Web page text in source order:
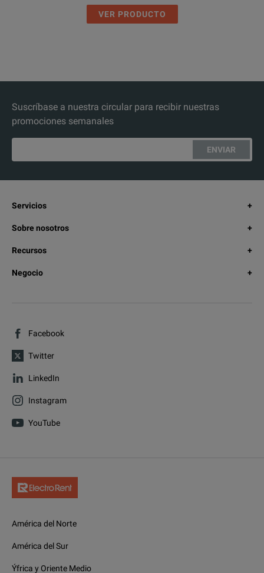
VER PRODUCTO
Suscríbase a nuestra circular para recibir nuestras
promociones semanales
ENVIAR
Servicios
Sobre nosotros
Recursos
Negocio
Facebook
Twitter
LinkedIn
Instagram
YouTube
América del Norte
América del Sur
Ýfrica y Oriente Medio